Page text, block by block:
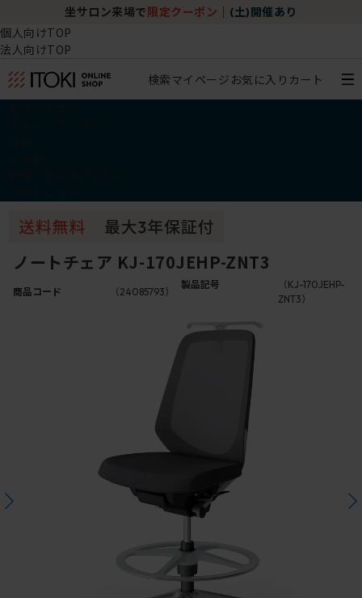
坐サロン来場で 限定クーポン (土)開催あり
個人向けTOP
法人向けTOP
検索マイページ お気に入り カート
ノートチェア KJ-170JEHP-ZNT3
商品コード （24085793）
製品記号
（KJ-170JEHP-
ZNT3）